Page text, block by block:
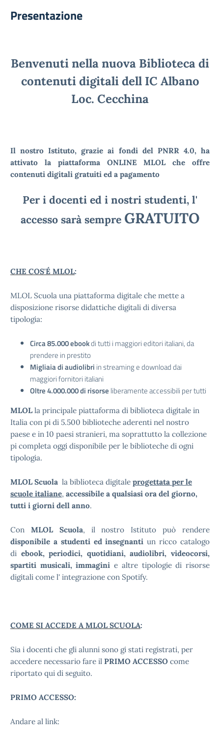
Presentazione
Benvenuti nella nuova Biblioteca di
contenuti digitali dell IC Albano
Loc. Cecchina
Il nostro Istituto, grazie ai fondi del PNRR 4.0, ha
attivato la piattaforma ONLINE MLOL che offre
contenuti digitali gratuiti ed a pagamento
Per i docenti ed i nostri studenti, l'
accesso sarà sempre GRATUITO
CHE COS'É MLOL:
MLOL Scuola una piattaforma digitale che mette a
disposizione risorse didattiche digitali di diversa
tipologia:
Circa 85.000 ebookdi tutti i maggiori editori italiani, da
prendere in prestito
Migliaia di audiolibri in streaming e download dai
maggiori fornitori italiani
Oltre 4.000.000 di risorse liberamente accessibili per tutti
MLOL la principale piattaforma di biblioteca digitale in
Italia con pi di 5.500 biblioteche aderenti nel nostro
paese e in 10 paesi stranieri, ma soprattutto la collezione
pi completa oggi disponibile per le biblioteche di ogni
tipologia.
MLOL Scuola la biblioteca digitale progettata per le
scuole italiane, accessibile a qualsiasi ora del giorno,
tutti i giorni dell anno.
Con MLOL Scuola, il nostro Istituto può rendere
disponibile a studenti ed insegnantiun ricco catalogo
di ebook, periodici, quotidiani, audiolibri, videocorsi,
spartiti musicali, immaginie altre tipologie di risorse
digitali come l' integrazione con Spotify.
COME SI ACCEDE A MLOL SCUOLA:
Sia i docenti che gli alunni sono gi stati registrati, per
accedere necessario fare il PRIMO ACCESSO come
riportato qui di seguito.
PRIMO ACCESSO:
Andare al link: